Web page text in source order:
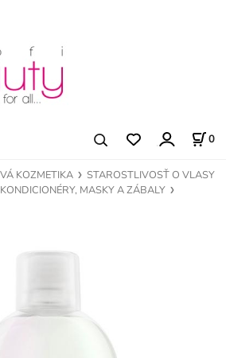
0
KOZMETIKA
STAROSTLIVOSŤ O VLASY
MASKY A ZÁBALY